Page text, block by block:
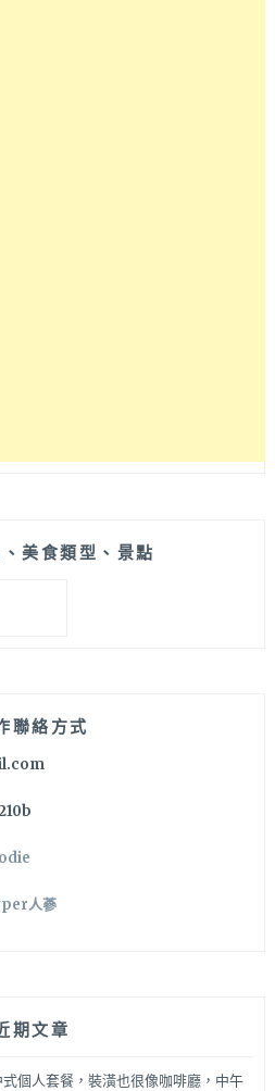
美食類型、景點
聯絡方式
人蔘
期文章
個人套餐，裝潢也很像咖啡廳，中午